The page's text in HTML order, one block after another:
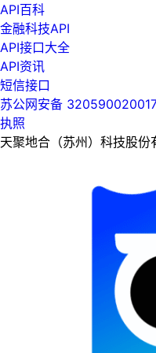
API百科
金融科技API
API接口大全
API资讯
短信接口
苏公网安备
执照
天聚地合（苏州）科技股